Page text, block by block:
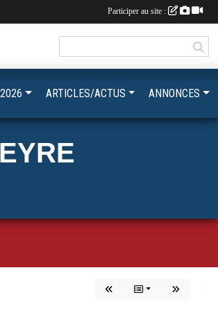
ARTICLES/ACTUS ANNONCES
Participer au site :